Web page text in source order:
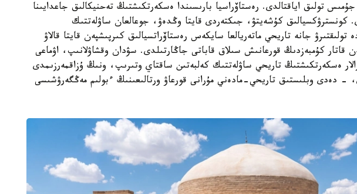
تولىق اياقتالدى. رەستاۆراسيا بارىسىندا ەسكەرتكىشتىڭ تەحنيكالىق جاعدايىنا
كونسترۋكسيالىق كۇشەيتۋ، جىكتەردى قايتا وڭدەۋ، جوعالعان ساۋلەتتىك
جانە تاريحي ماتەريالعا سايكەس رەستاۆراتسيالىق كىرپىشپەن قايتا قالاۋ
قاتار كۇمبەزدىڭ قورعانىش سىلاق قاباتى جاڭارتىلدى. سۋدان وقشاۋلانىپ، اۋماعى
ەسكەرتكىشتىڭ تاريحي ساۋلەتتىك كەلبەتىن ساقتاي وتىرىپ، ونىڭ ۇزاقمەرزىمدى
- دەدى وبلىستىق تاريحي-مادەني مۇرانى قورعاۋ ورتالىعىنىڭ ءبولىم مەڭگەرۋشىسى